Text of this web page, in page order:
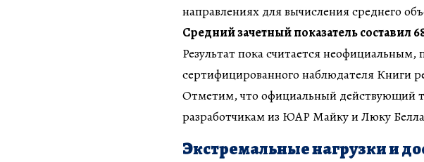
направлениях для вычисления среднего
Средний зачетный показатель составил
Результат пока считается
сертифицированного наблюдателя Книги
Отметим, что официальный действующий
разработчикам из ЮАР Майку и Люку
Экстремальные нагрузки и